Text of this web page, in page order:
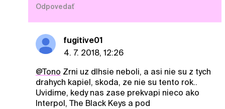
Odpovedať
fugitive01
4. 7. 2018, 12:26
@Tono Zrni uz dlhsie neboli, a asi nie su z tych
drahych kapiel, skoda, ze nie su tento rok..
Uvidime, kedy nas zase prekvapi nieco ako
Interpol, The Black Keys a pod